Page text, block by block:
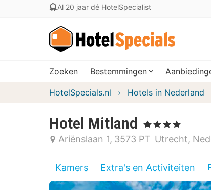
Al 20 jaar dé HotelSpecialist
Zoeken Bestemmingen
HotelSpecials.nl Hotels in Nederland
Hotel Mitland , 4 Sterren
Ariënslaan 1 3573 PT Utrecht
Kamers Extra's en Activiteiten